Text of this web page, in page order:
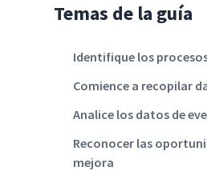
Temas de la guía
Identifique los
Comience a recopilar
Analice los datos de
Reconocer las
mejora